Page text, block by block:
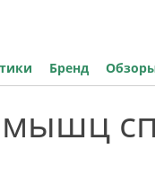
Бренд